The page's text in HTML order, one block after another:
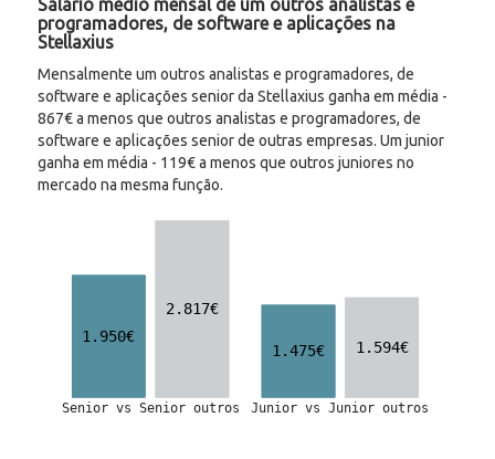
Salário médio mensal de um outros analistas e
programadores, de software e aplicações na
Stellaxius
Mensalmente um outros analistas e programadores, de
software e aplicações senior da Stellaxius ganha em média -
867€ a menos que outros analistas e programadores, de
software e aplicações senior de outras empresas. Um junior
ganha em média - 119€ a menos que outros juniores no
mercado na mesma função.